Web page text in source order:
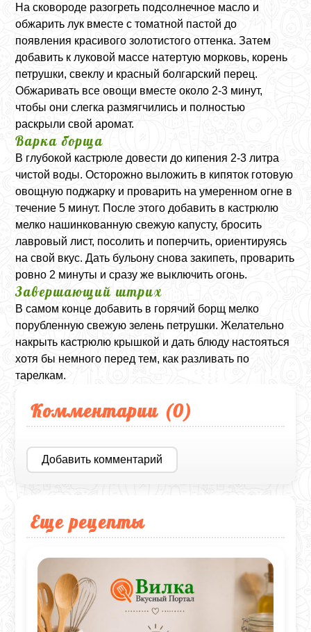
На сковороде разогреть подсолнечное масло и
обжарить лук вместе с томатной пастой до
появления красивого золотистого оттенка. Затем
добавить к луковой массе натертую морковь, корень
петрушки, свеклу и красный болгарский перец.
Обжаривать все овощи вместе около 2-3 минут,
чтобы они слегка размягчились и полностью
раскрыли свой аромат.
Варка борща
В глубокой кастрюле довести до кипения 2-3 литра
чистой воды. Осторожно выложить в кипяток готовую
овощную поджарку и проварить на умеренном огне в
течение 5 минут. После этого добавить в кастрюлю
мелко нашинкованную свежую капусту, бросить
лавровый лист, посолить и поперчить, ориентируясь
на свой вкус. Дать бульону снова закипеть, проварить
ровно 2 минуты и сразу же выключить огонь.
Завершающий штрих
В самом конце добавить в горячий борщ мелко
порубленную свежую зелень петрушки. Желательно
накрыть кастрюлю крышкой и дать блюду настояться
хотя бы немного перед тем, как разливать по
тарелкам.
Комментарии (0)
Добавить комментарий
Еще рецепты